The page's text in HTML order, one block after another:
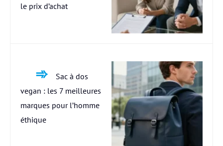
le prix d’achat
Sac à dos
vegan : les 7 meilleures
marques pour l’homme
éthique